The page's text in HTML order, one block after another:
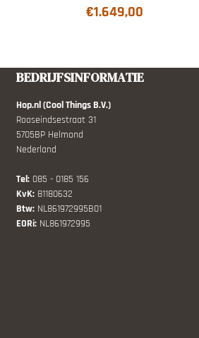
€1.649,00
BEDRIJFSINFORMATIE
Hop.nl (Cool Things B.V.)
Rooseindsestraat 31
5705BP Helmond
Nederland
Tel: 085 - 0185 156
KvK: 81180632
Btw: NL861972995B01
EORi: NL861972995